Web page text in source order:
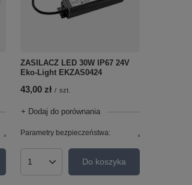
ZASILACZ LED 30W IP67 24V
Eko-Light EKZAS0424
43,00 zł / szt.
+ Dodaj do porównania
Parametry bezpieczeństwa:
Ilość produktówDo koszyka